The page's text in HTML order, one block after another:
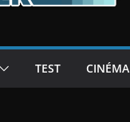
TEST CINÉMA